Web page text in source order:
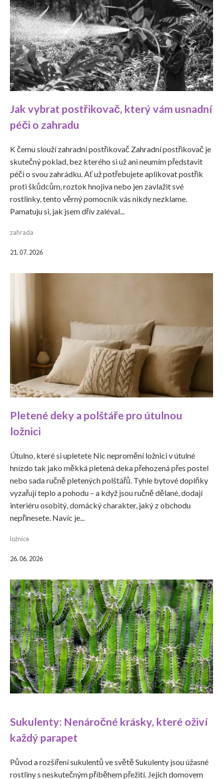
Jak vybrat postřikovač, který vám usnadní
péči o zahradu
K čemu slouží zahradní postřikovač Zahradní postřikovač je
skutečný poklad, bez kterého si už ani neumím představit
péči o svou zahrádku. Ať už potřebujete aplikovat postřik
proti škůdcům, roztok hnojiva nebo jen zavlažit své
rostlinky, tento věrný pomocník vás nikdy nezklame.
Pamatuju si, jak jsem dřív zaléval...
zahrada
21. 07. 2026
Pletené deky a polštáře pro útulnou
ložnici
Útulno, které si upletete Nic nepromění ložnici v útulné
hnízdo tak jako měkká pletená deka přehozená přes postel
nebo sada ručně pletených polštářů. Tyhle bytové doplňky
vyzařují teplo a pohodu – a když jsou ručně dělané, dodají
interiéru osobitý, domácký charakter, jaký z obchodu
nepřinesete. Navíc je...
ložnice
26. 06. 2026
Sukulenty: Nenáročné krásky, které oživí
každý parapet
Původ a rozšíření sukulentů ve světě Sukulenty jsou úžasné
rostliny s neskutečným příběhem přežití. Jejich domovem